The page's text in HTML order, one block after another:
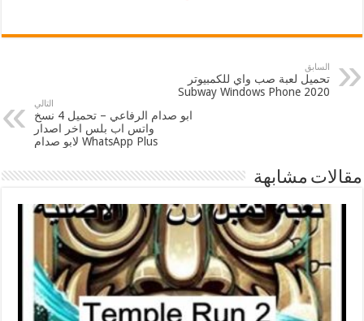
السابق
تحميل لعبة صب واي للكمبيوتر
2020 Subway Windows Phone
التالي
ابو صدام الرفاعي – تحميل 4 نسخ
واتس اب بلس اخر اصدار
WhatsApp Plus لابو صدام
مقالات مشابهة